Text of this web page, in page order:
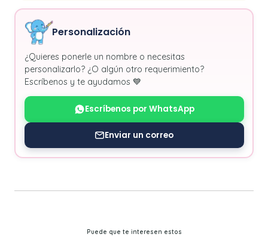
Personalización
¿Quieres ponerle un nombre o necesitas
personalizarlo? ¿O algún otro requerimiento?
Escríbenos y te ayudamos 💙
Escríbenos por WhatsApp
Enviar un correo
Puede que te interesen estos